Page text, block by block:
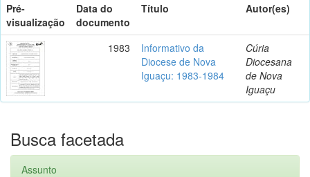
Pré-
visualização
Data do
documento
Título Autor(es)
1983
Informativo da
Diocese de Nova
Iguaçu: 1983-1984
Cúria
Diocesana
de Nova
Iguaçu
Busca facetada
Assunto